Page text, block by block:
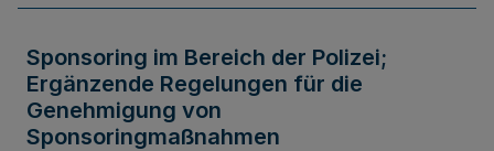
Sponsoring im Bereich der Polizei;
Ergänzende Regelungen für die
Genehmigung von
Sponsoringmaßnahmen